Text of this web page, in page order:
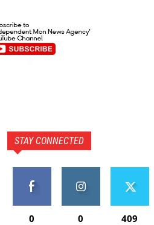
STAY CONNECTED
0 0 409